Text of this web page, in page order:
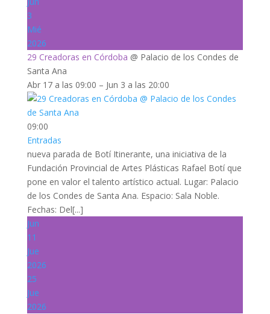
3
Mié
2026
29 Creadoras en Córdoba @ Palacio de los Condes de
Santa Ana
Abr 17 a las 09:00 – Jun 3 a las 20:00
09:00
Entradas
nueva parada de Botí Itinerante, una iniciativa de la
Fundación Provincial de Artes Plásticas Rafael Botí que
pone en valor el talento artístico actual. Lugar: Palacio
de los Condes de Santa Ana. Espacio: Sala Noble.
Fechas: Del[...]
Jun
11
Jue
2026
25
Jue
2026